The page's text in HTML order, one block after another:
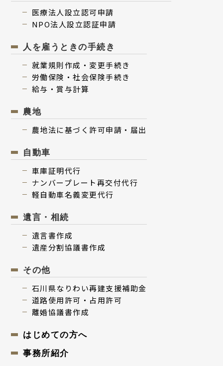
医療法⼈設⽴認可申請
NPO法⼈設⽴認証申請
人を雇うときの手続き
就業規則作成・変更⼿続き
労働保険・社会保険⼿続き
給与・賞与計算
農地
農地法に基づく許可申請・届出
⾃動⾞
⾞庫証明代行
ナンバープレート再交付代⾏
軽⾃動⾞名義変更代⾏
遺⾔・相続
遺⾔書作成
遺産分割協議書作成
その他
⽯川県なりわい再建⽀援補助⾦
道路使用許可・占用許可
離婚協議書作成
はじめての⽅へ
事務所紹介